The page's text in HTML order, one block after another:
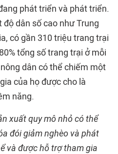
phát triển và phát triển.
độ dân số cao như Trung
có gần 310 triệu trang trại
tổng số trang trại ở mỗi
dân có thể chiếm một
của họ được cho là
năng.
xuất quy mô nhỏ có thể
đói giảm nghèo và phát
và được hỗ trợ tham gia